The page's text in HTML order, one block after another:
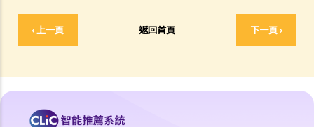
‹ 上一頁 返回首頁 下一頁 ›
7. 屬實申述
8. 委託專家擬備報告的守則
11. 審訊前的覆核
就人身傷害提出申索，是否存在時限？